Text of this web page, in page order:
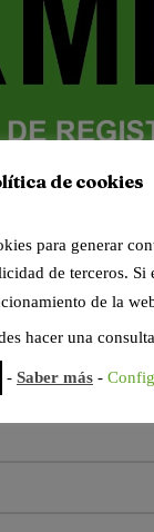
archivos online,
contigo. Pruébalos!
de cookies
para generar
de terceros. Si
de la
hacer una
- Saber más -